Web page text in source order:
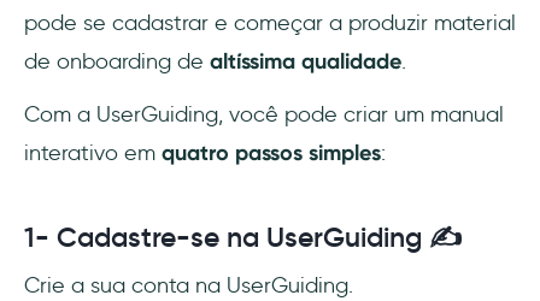
pode se cadastrar e começar a produzir material
de onboarding de altíssima qualidade.
Com a UserGuiding, você pode criar um manual
interativo em quatro passos simples:
1- Cadastre-se na UserGuiding ✍️
Crie a sua conta na UserGuiding.